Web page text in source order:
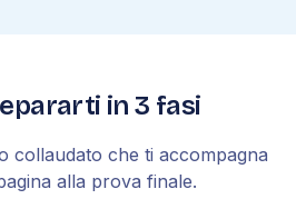
in 3 fasi
collaudato che ti accompagna
alla prova finale.